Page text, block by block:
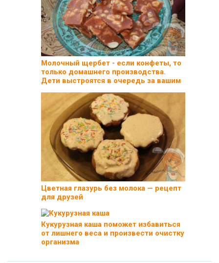
Молочный щербет - если конфеты, то
только домашнего производства.
Дети выстроятся в очередь за вашим
Цветная глазурь без молока — рецепт
для друзей
Кукурузная каша поможет избавиться
от лишнего веса и произвести очистку
организма